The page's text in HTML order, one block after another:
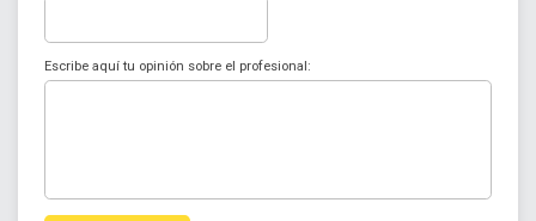
Escribe aquí tu opinión sobre el profesional: